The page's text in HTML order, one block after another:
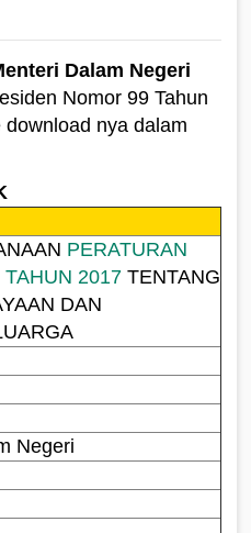
Dalam Negeri
Nomor 99 Tahun
nya dalam
PERATURAN
2017 TENTANG
DAN
Negeri